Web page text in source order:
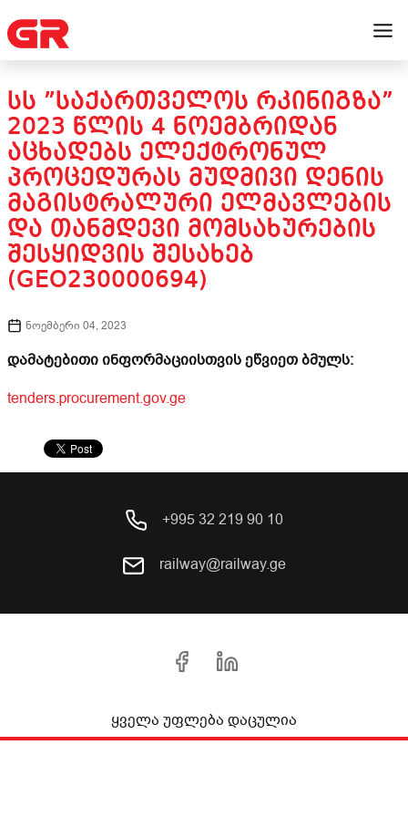
ᲡᲡ ”ᲡᲐᲥᲐᲠᲗᲕᲔᲚᲝᲡ ᲠᲙᲘᲜᲘᲒᲖᲐ”
2023 ᲬᲚᲘᲡ 4 ᲜᲝᲔᲛᲑᲠᲘᲓᲐᲜ
ᲐᲪᲮᲐᲓᲔᲑᲡ ᲔᲚᲔᲥᲢᲠᲝᲜᲣᲚ
ᲞᲠᲝᲪᲔᲓᲣᲠᲐᲡ ᲛᲣᲓᲛᲘᲕᲘ ᲓᲔᲜᲘᲡ
ᲛᲐᲒᲘᲡᲢᲠᲐᲚᲣᲠᲘ ᲔᲚᲛᲐᲕᲚᲔᲑᲘᲡ
ᲓᲐ ᲗᲐᲜᲛᲓᲔᲕᲘ ᲛᲝᲛᲡᲐᲮᲣᲠᲔᲑᲘᲡ
ᲨᲔᲡᲧᲘᲓᲕᲘᲡ ᲨᲔᲡᲐᲮᲔᲑ
(GEO230000694)
ნოემბერი 04, 2023
დამატებითი ინფორმაციისთვის ეწვიეთ ბმულს:
tenders.procurement.gov.ge
+995 32 219 90 10
railway@railway.ge
ყველა უფლება დაცულია